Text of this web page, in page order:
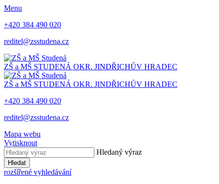
Menu
+420 384 490 020
reditel@zsstudena.cz
ZŠ a MŠ STUDENÁ OKR. JINDŘICHŮV HRADEC
ZŠ a MŠ STUDENÁ OKR. JINDŘICHŮV HRADEC
+420 384 490 020
reditel@zsstudena.cz
Mapa webu
Vytisknout
Hledaný výraz
Hledat
rozšířené vyhledávání